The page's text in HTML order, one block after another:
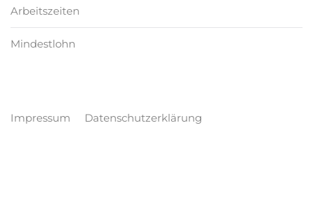
Arbeitszeiten
Mindestlohn
Impressum Datenschutzerklärung